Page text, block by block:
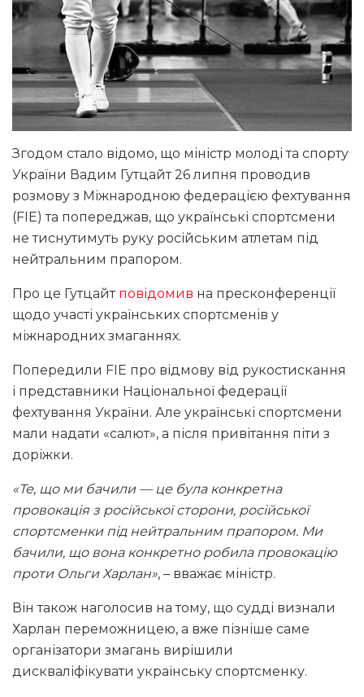
Згодом стало відомо, що міністр молоді та спорту
України Вадим Гутцайт 26 липня проводив
розмову з Міжнародною федерацією фехтування
(FIE) та попереджав, що українські спортсмени
не тиснутимуть руку російським атлетам під
нейтральним прапором.
Про це Гутцайт повідомив на пресконференції
щодо участі українських спортсменів у
міжнародних змаганнях.
Попередили FIE про відмову від рукостискання
і представники Національної федерації
фехтування України. Але українські спортсмени
мали надати «салют», а після привітання піти з
доріжки.
«Те, що ми бачили — це була конкретна
провокація з російської сторони, російської
спортсменки під нейтральним прапором. Ми
бачили, що вона конкретно робила провокацію
проти Ольги Харлан», – вважає міністр.
Він також наголосив на тому, що судді визнали
Харлан переможницею, а вже пізніше саме
організатори змагань вирішили
дискваліфікувати українську спортсменку.